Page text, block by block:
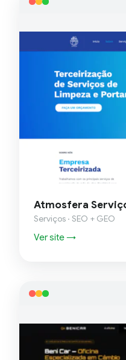
Atmosfera
Serviços · SEO + GEO
Ver site →